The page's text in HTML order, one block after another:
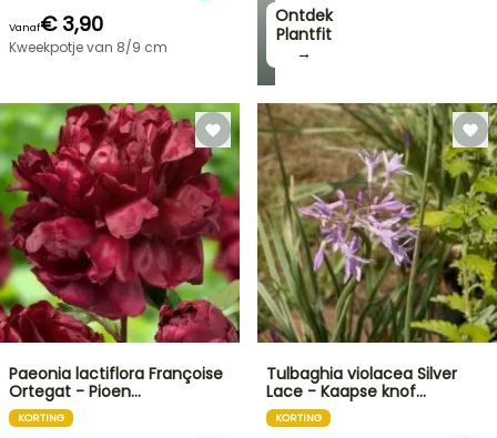
Ontdek
Plantfit
→
Vanaf€ 3,90
Kweekpotje van 8/9 cm
Paeonia lactiflora Françoise
Ortegat - Pioen…
KORTING
Tulbaghia violacea Silver
Lace - Kaapse knof…
KORTING